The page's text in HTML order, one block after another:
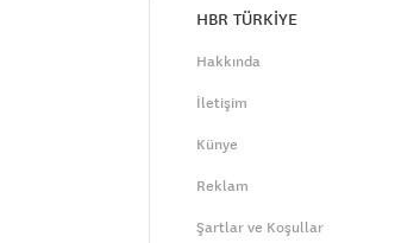
HBR TÜRKİYE
Hakkında
İletişim
Künye
Reklam
Şartlar ve Koşullar